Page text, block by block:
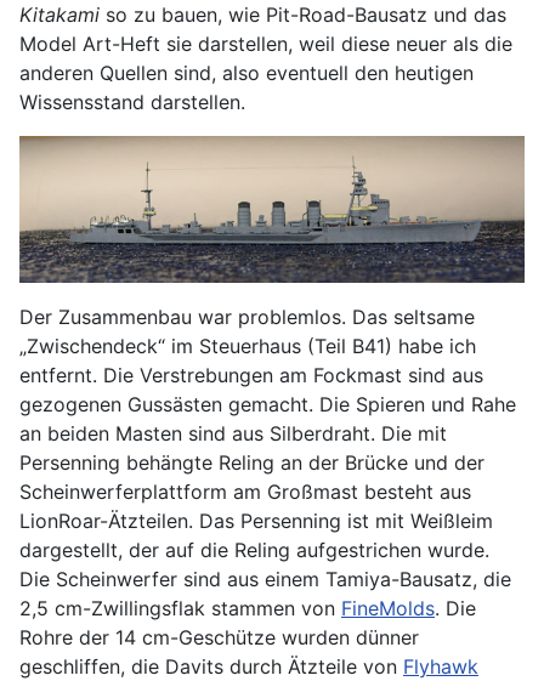
Kitakami so zu bauen, wie Pit-Road-Bausatz und das
Model Art-Heft sie darstellen, weil diese neuer als die
anderen Quellen sind, also eventuell den heutigen
Wissensstand darstellen.
Der Zusammenbau war problemlos. Das seltsame
„Zwischendeck“ im Steuerhaus (Teil B41) habe ich
entfernt. Die Verstrebungen am Fockmast sind aus
gezogenen Gussästen gemacht. Die Spieren und Rahe
an beiden Masten sind aus Silberdraht. Die mit
Persenning behängte Reling an der Brücke und der
Scheinwerferplattform am Großmast besteht aus
LionRoar-Ätzteilen. Das Persenning ist mit Weißleim
dargestellt, der auf die Reling aufgestrichen wurde.
Die Scheinwerfer sind aus einem Tamiya-Bausatz, die
2,5 cm-Zwillingsflak stammen von FineMolds. Die
Rohre der 14 cm-Geschütze wurden dünner
geschliffen, die Davits durch Ätzteile von Flyhawk